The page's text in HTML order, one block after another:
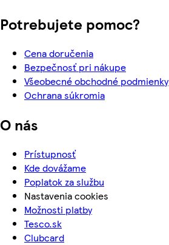
Potrebujete pomoc?
Cena doručenia
Bezpečnosť pri nákupe
Všeobecné obchodné podmienky
Ochrana súkromia
O nás
Prístupnosť
Kde dovážame
Poplatok za službu
Nastavenia cookies
Možnosti platby
Tesco.sk
Clubcard